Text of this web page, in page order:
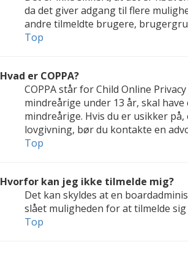
da det giver adgang til flere
andre tilmeldte brugere,
Top
Hvad er COPPA?
COPPA står for Child Online
mindreårige under 13 år, skal
mindreårige. Hvis du er usikker
lovgivning, bør du kontakte en
Top
Hvorfor kan jeg ikke tilmelde mig?
Det kan skyldes at en
slået muligheden for at tilmelde
Top